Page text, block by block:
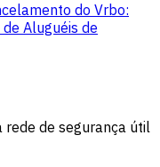
do Vrbo:
Aluguéis de
rede de segurança útil